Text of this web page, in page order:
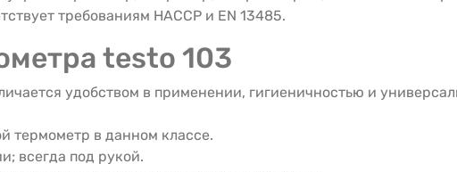
требованиям HACCP и EN 13485.
testo 103
удобством в применении, гигиеничностью и
термометр в данном классе.
всегда под рукой.